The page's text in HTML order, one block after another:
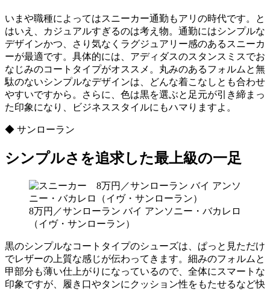
いまや職種によってはスニーカー通勤もアリの時代です。と
はいえ、カジュアルすぎるのは考え物。通勤にはシンプルな
デザインかつ、さり気なくラグジュアリー感のあるスニーカ
ーが最適です。具体的には、アディダスのスタンスミスでお
なじみのコートタイプがオススメ。丸みのあるフォルムと無
駄のないシンプルなデザインは、どんな着こなしとも合わせ
やすいですから。さらに、色は黒を選ぶと足元が引き締まっ
た印象になり、ビジネススタイルにもハマりますよ。
◆ サンローラン
シンプルさを追求した最上級の一足
8万円／サンローラン バイ アンソニー・バカレロ
（イヴ・サンローラン）
黒のシンプルなコートタイプのシューズは、ぱっと見ただけ
でレザーの上質な感じが伝わってきます。細みのフォルムと
甲部分も薄い仕上がりになっているので、全体にスマートな
印象ですが、履き口やタンにクッション性をもたせるなど快